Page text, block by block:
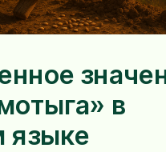
в
языке